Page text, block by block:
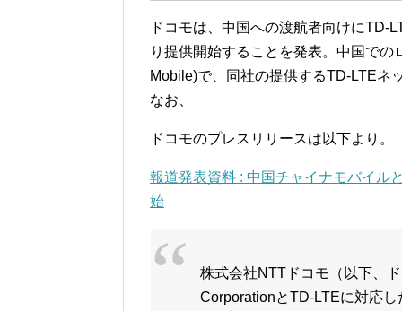
ドコモは、中国への渡航者向けにTD-
り提供開始することを発表。中国で
Mobile)で、同社の提供するTD-LTEネ
なお、
ドコモのプレスリリースは以下より。
報道発表資料 : 中国チャイナモバイル
始
株式会社NTTドコモ（以下、
CorporationとTD-LTEに対応